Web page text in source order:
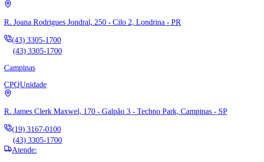
R. Joana Rodrigues Jondral, 250 - Cilo 2, Londrina - PR
(43) 3305-1700
(43) 3305-1700
Campinas
CPQUnidade
R. James Clerk Maxwel, 170 - Galpão 3 - Techno Park, Campinas - SP
(19) 3167-0100
(43) 3305-1700
Atende: